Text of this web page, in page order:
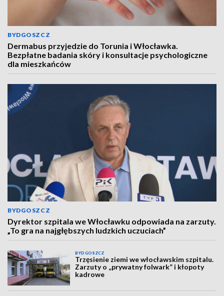
BYDGOSZCZ
Dermabus przyjedzie do Torunia i Włocławka.
Bezpłatne badania skóry i konsultacje psychologiczne
dla mieszkańców
BYDGOSZCZ
Dyrektor szpitala we Włocławku odpowiada na zarzuty.
„To gra na najgłębszych ludzkich uczuciach”
BYDGOSZCZ
Trzęsienie ziemi we włocławskim szpitalu.
Zarzuty o „prywatny folwark” i kłopoty
kadrowe